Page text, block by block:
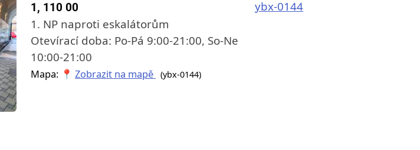
1, 110 00
1. NP naproti eskalátorům
Otevírací doba: Po-Pá 9:00-21:00, So-Ne
10:00-21:00
Mapa: 📍 Zobrazit na mapě (ybx-0144)